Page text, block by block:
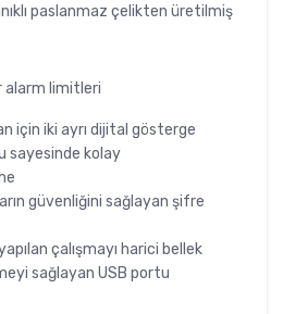
paslanmaz çelikten üretilmiş
alarm limitleri
için iki ayrı dijital gösterge
sayesinde kolay
güvenliğini sağlayan şifre
çalışmayı harici bellek
sağlayan USB portu